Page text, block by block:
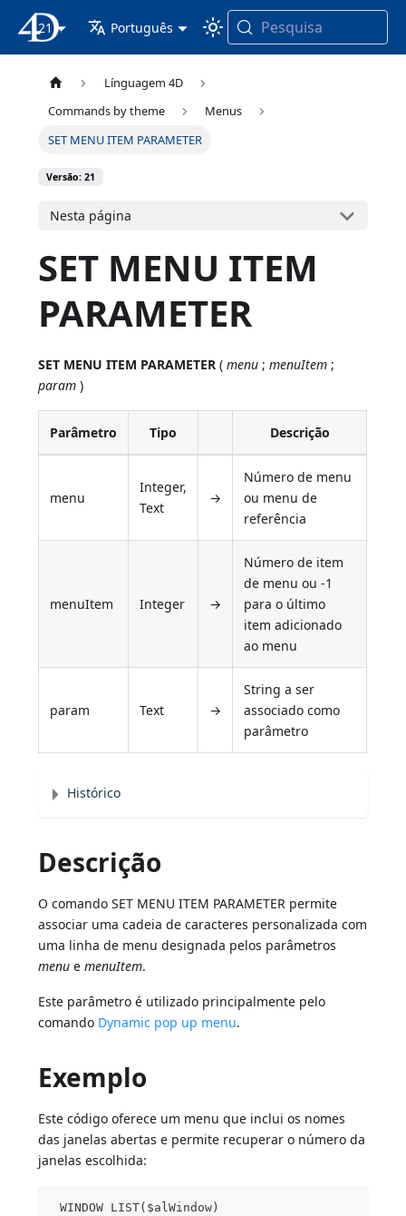
Documentação 4D
21 Português Pesquisa
Línguagem 4D
Commands by theme
Menus
SET MENU ITEM PARAMETER
Versão: 21
Nesta página
SET MENU ITEM
PARAMETER
SET MENU ITEM PARAMETER (menu ;menuItem ;
param )
Parâmetro Tipo Descrição
menu
Integer,
Text
→
Número de menu
ou menu de
referência
menuItem Integer →
Número de item
de menu ou -1
para o último
item adicionado
ao menu
param Text →
String a ser
associado como
parâmetro
Histórico
Descrição
O comando SET MENU ITEM PARAMETER permite
associar uma cadeia de caracteres personalizada com
uma linha de menu designada pelos parâmetros
menu emenuItem.
Este parâmetro é utilizado principalmente pelo
comando Dynamic pop up menu.
Exemplo
Este código oferece um menu que inclui os nomes
das janelas abertas e permite recuperar o número da
janelas escolhida:
WINDOW LIST($alWindow)